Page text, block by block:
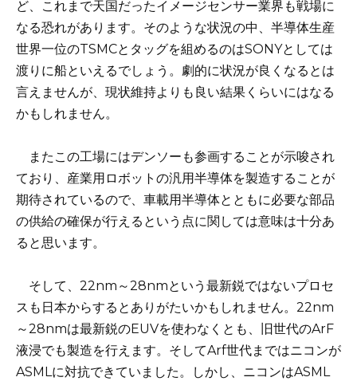
ど、これまで天国だったイメージセンサー業界も戦場に
なる恐れがあります。そのような状況の中、半導体生産
世界一位のTSMCとタッグを組めるのはSONYとしては
渡りに船といえるでしょう。劇的に状況が良くなるとは
言えませんが、現状維持よりも良い結果くらいにはなる
かもしれません。
またこの工場にはデンソーも参画することが示唆され
ており、産業用ロボットの汎用半導体を製造することが
期待されているので、車載用半導体とともに必要な部品
の供給の確保が行えるという点に関しては意味は十分あ
ると思います。
そして、22nm～28nmという最新鋭ではないプロセ
スも日本からするとありがたいかもしれません。22nm
～28nmは最新鋭のEUVを使わなくとも、旧世代のArF
液浸でも製造を行えます。そしてArf世代まではニコンが
ASMLに対抗できていました。しかし、ニコンはASML